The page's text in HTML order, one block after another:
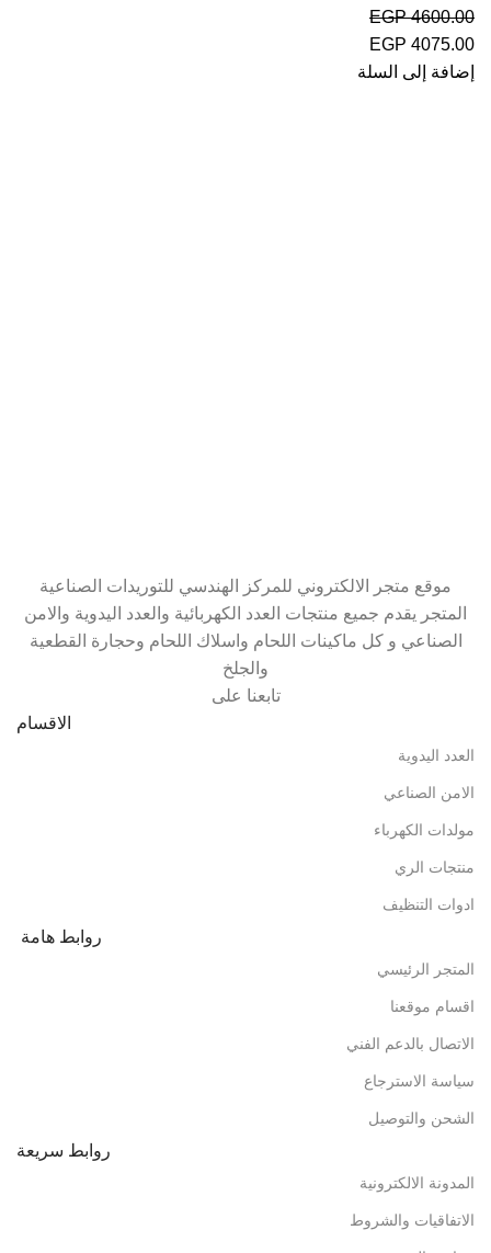
EGP4600.00
السعر
الأصلي
EGP 4075.00
الحاليإضافة إلى السلة
موقع متجر الالكتروني للمركز الهندسي للتوريدات الصناعية
المتجر يقدم جميع منتجات العدد الكهربائية والعدد اليدوية والامن
الصناعي و كل ماكينات اللحام واسلاك اللحام وحجارة القطعية
والجلخ
تابعنا على
الاقسام
العدد اليدوية
الامن الصناعي
مولدات الكهرباء
منتجات الري
ادوات التنظيف
روابط هامة
المتجر الرئيسي
اقسام موقعنا
الاتصال بالدعم الفني
سياسة الاسترجاع
الشحن والتوصيل
روابط سريعة
المدونة الالكترونية
الاتفاقيات والشروط